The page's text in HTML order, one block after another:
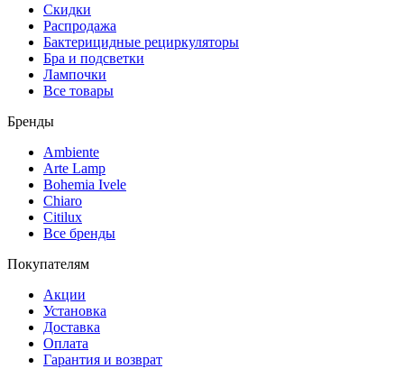
Скидки
Распродажа
Бактерицидные рециркуляторы
Бра и подсветки
Лампочки
Все товары
Бренды
Ambiente
Arte Lamp
Bohemia Ivele
Chiaro
Citilux
Все бренды
Покупателям
Акции
Установка
Доставка
Оплата
Гарантия и возврат